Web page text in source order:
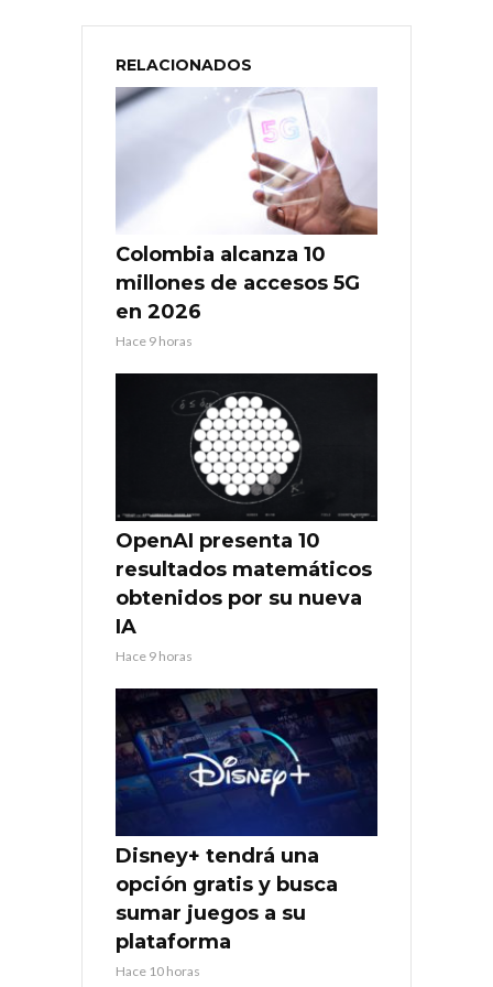
RELACIONADOS
Colombia alcanza 10
millones de accesos 5G
en 2026
Hace 9 horas
OpenAI presenta 10
resultados matemáticos
obtenidos por su nueva
IA
Hace 9 horas
Disney+ tendrá una
opción gratis y busca
sumar juegos a su
plataforma
Hace 10 horas